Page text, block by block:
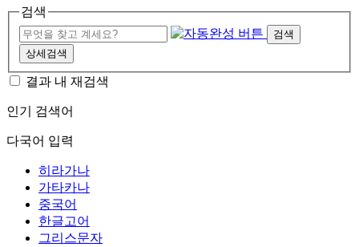
검색
검색
상세검색
결과 내 재검색
인기 검색어
다국어 입력
히라가나
가타카나
중국어
한글고어
그리스문자